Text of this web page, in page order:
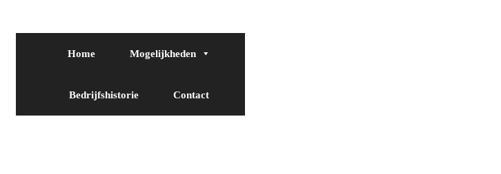
Home Mogelijkheden
Bedrijfshistorie Contact